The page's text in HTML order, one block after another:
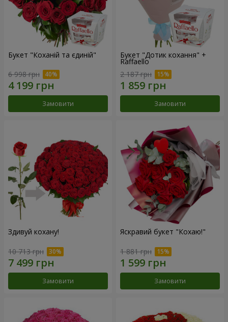
Букет "Коханій та єдиній"
6 998 грн
Замовити
Букет "Дотик кохання" +
Raffaello
2 187 грн
Замовити
Здивуй кохану!
10 713 грн
Замовити
Яскравий букет "Кохаю!"
1 881 грн
Замовити